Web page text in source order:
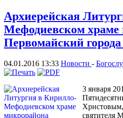
Архиерейская
Мефодиевском храме
Первомайский
04.01.2016 13:33 Новости -
3 января
святителя